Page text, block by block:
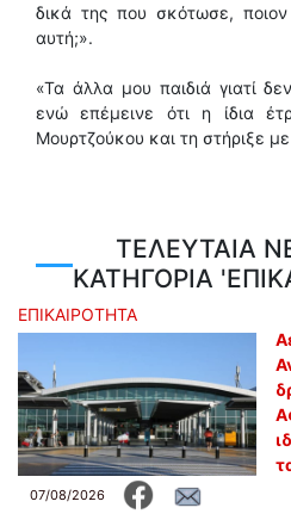
δικά της που σκότωσε,
αυτή;».
«Τα άλλα μου παιδιά γιατί
ενώ επέμεινε ότι η ίδια
Μουρτζούκου και τη στήριξε
ΤΕΛΕΥΤΑΙΑ
ΚΑΤΗΓΟΡΙΑ
ΕΠΙΚΑΙΡΟΤΗΤΑ
07/08/2026